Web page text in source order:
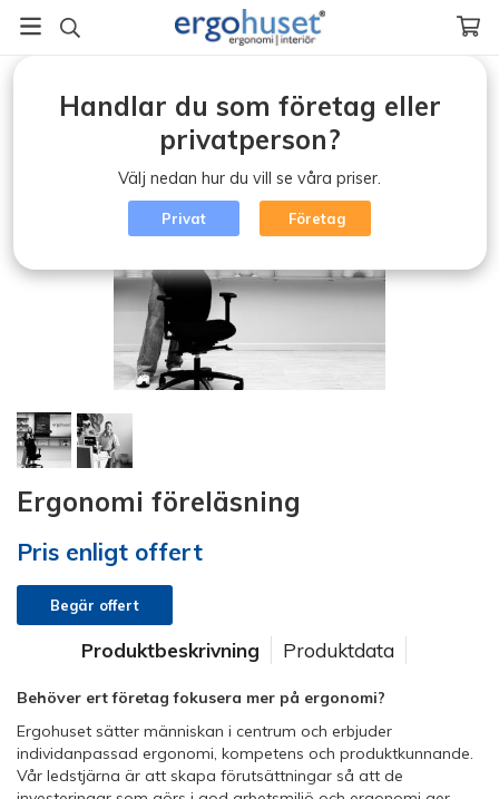
Ergonomi föreläsning
Pris enligt offert
Begär offert
Produktbeskrivning Produktdata
Behöver ert företag fokusera mer på ergonomi?
Ergohuset sätter människan i centrum och erbjuder
individanpassad ergonomi, kompetens och produktkunnande.
Vår ledstjärna är att skapa förutsättningar så att de
Handlar du som företag eller
privatperson?
Välj nedan hur du vill se våra priser.
Privat Företag